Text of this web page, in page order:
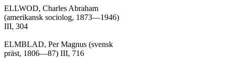
ELLWOD, Charles Abraham
(amerikansk sociolog, 1873—1946)
III, 304
ELMBLAD, Per Magnus (svensk
präst, 1806—87) III, 716